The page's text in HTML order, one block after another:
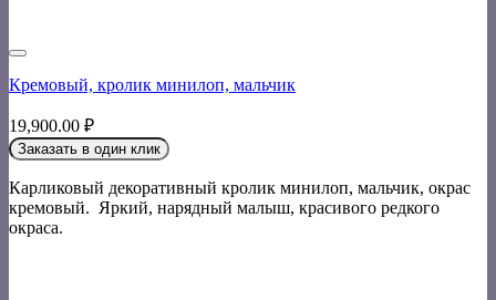
Кремовый, кролик минилоп, мальчик
19,900.00 ₽
Заказать в один клик
Карликовый декоративный кролик минилоп, мальчик, окрас
кремовый. Яркий, нарядный малыш, красивого редкого
окраса.